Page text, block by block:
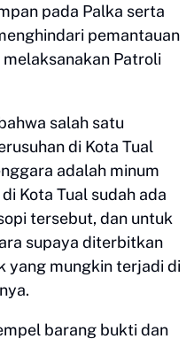
pada Palka serta
pemantauan
Patroli
salah satu
di Kota Tual
adalah minum
Kota Tual sudah ada
tersebut, dan untuk
supaya diterbitkan
yang mungkin terjadi di
barang bukti dan